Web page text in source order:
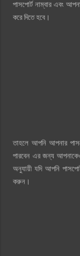
পাসপোর্ট নাম্বার এবং
করে দিতে হবে।
তাহলে আপনি আপনার
পারবেন এর জন্য
অনুযায়ী যদি আপনি
করুন।